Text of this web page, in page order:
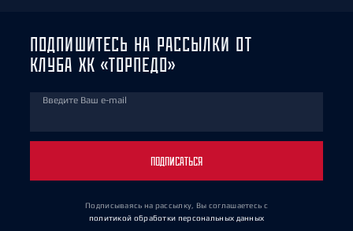
ПОДПИШИТЕСЬ НА РАССЫЛКИ ОТ
КЛУБА ХК «ТОРПЕДО»
Введите Ваш e-mail
ПОДПИСАТЬСЯ
Подписываясь на рассылку, Вы соглашаетесь с
политикой обработки персональных данных